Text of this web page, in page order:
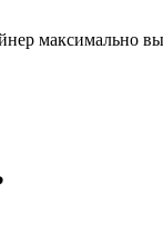
максимально